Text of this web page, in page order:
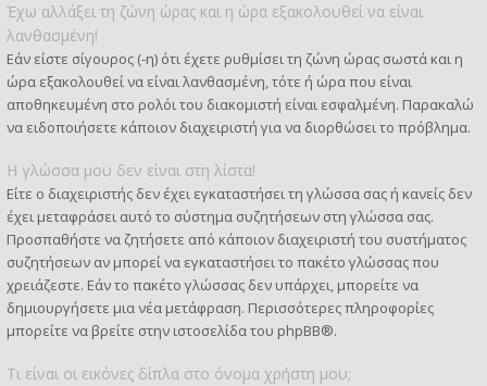
Έχω αλλάξει τη ζώνη ώρας και η ώρα εξακολουθεί να είναι
λανθασμένη!
Εάν είστε σίγουρος (-η) ότι έχετε ρυθμίσει τη ζώνη ώρας σωστά και η
ώρα εξακολουθεί να είναι λανθασμένη, τότε ή ώρα που είναι
αποθηκευμένη στο ρολόι του διακομιστή είναι εσφαλμένη. Παρακαλώ
να ειδοποιήσετε κάποιον διαχειριστή για να διορθώσει το πρόβλημα.
Η γλώσσα μου δεν είναι στη λίστα!
Είτε ο διαχειριστής δεν έχει εγκαταστήσει τη γλώσσα σας ή κανείς δεν
έχει μεταφράσει αυτό το σύστημα συζητήσεων στη γλώσσα σας.
Προσπαθήστε να ζητήσετε από κάποιον διαχειριστή του συστήματος
συζητήσεων αν μπορεί να εγκαταστήσει το πακέτο γλώσσας που
χρειάζεστε. Εάν το πακέτο γλώσσας δεν υπάρχει, μπορείτε να
δημιουργήσετε μια νέα μετάφραση. Περισσότερες πληροφορίες
μπορείτε να βρείτε στην ιστοσελίδα του phpBB®.
Τι είναι οι εικόνες δίπλα στο όνομα χρήστη μου;